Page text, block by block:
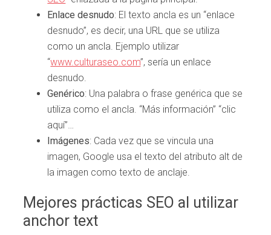
Enlace desnudo: El texto ancla es un “enlace
desnudo”, es decir, una URL que se utiliza
como un ancla. Ejemplo utilizar
“www.culturaseo.com”, sería un enlace
desnudo.
Genérico: Una palabra o frase genérica que se
utiliza como el ancla. “Más información” “clic
aquí”…
Imágenes: Cada vez que se vincula una
imagen, Google usa el texto del atributo alt de
la imagen como texto de anclaje.
Mejores prácticas SEO al utilizar
anchor text